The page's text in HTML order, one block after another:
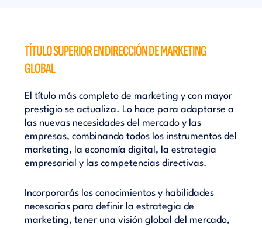
TÍTULO SUPERIOR EN DIRECCIÓN DE MARKETING
GLOBAL
El título más completo de marketing y con mayor
prestigio se actualiza. Lo hace para adaptarse a
las nuevas necesidades del mercado y las
empresas, combinando todos los instrumentos del
marketing, la economía digital, la estrategia
empresarial y las competencias directivas.
Incorporarás los conocimientos y habilidades
necesarias para definir la estrategia de
marketing, tener una visión global del mercado,